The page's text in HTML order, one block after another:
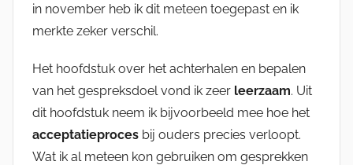
in november heb ik dit meteen toegepast en ik
merkte zeker verschil.
Het hoofdstuk over het achterhalen en bepalen
van het gespreksdoel vond ik zeer leerzaam. Uit
dit hoofdstuk neem ik bijvoorbeeld mee hoe het
acceptatieproces bij ouders precies verloopt.
Wat ik al meteen kon gebruiken om gesprekken